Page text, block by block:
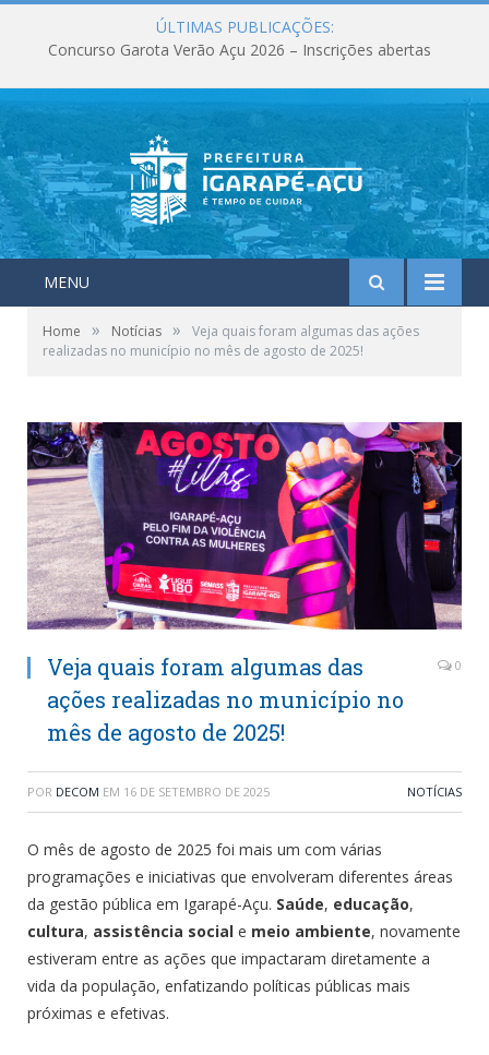
ÚLTIMAS PUBLICAÇÕES:
Concurso Garota Verão Açu 2026 – Inscrições abertas
MENU
Home » Notícias »
Veja quais foram algumas das ações
realizadas no município no mês de agosto de 2025!
Veja quais foram algumas das
ações realizadas no município no
mês de agosto de 2025!
0
POR DECOM EM 16 DE SETEMBRO DE 2025 NOTÍCIAS
O mês de agosto de 2025 foi mais um com várias
programações e iniciativas que envolveram diferentes áreas
da gestão pública em Igarapé-Açu. Saúde, educação,
cultura, assistência social e meio ambiente, novamente
estiveram entre as ações que impactaram diretamente a
vida da população, enfatizando políticas públicas mais
próximas e efetivas.